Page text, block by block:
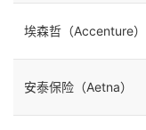
埃森哲（Accenture）
安泰保险（Aetna）